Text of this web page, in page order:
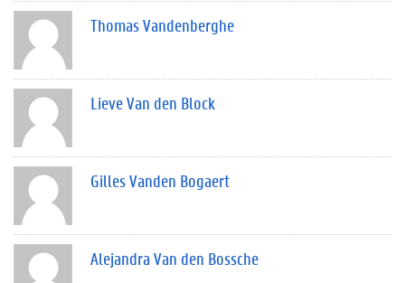
Thomas Vandenberghe
Lieve Van den Block
Gilles Vanden Bogaert
Alejandra Van den Bossche